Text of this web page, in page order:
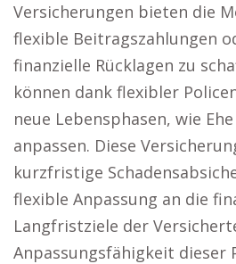
Versicherungen bieten die
flexible Beitragszahlungen
finanzielle Rücklagen zu
können dank flexibler
neue Lebensphasen, wie
anpassen. Diese
kurzfristige
flexible Anpassung an die
Langfristziele der
Anpassungsfähigkeit dieser